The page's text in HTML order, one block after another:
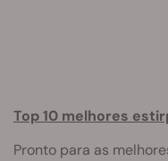
Top 10 melhores
Pronto para as